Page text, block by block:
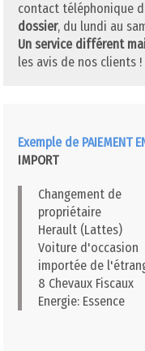
contact téléphonique
dossier, du lundi au
Un service différent
les avis de nos clients !
Exemple de PAIEMENT
IMPORT
Changement de
propriétaire
Herault (Lattes)
Voiture d'occasion
importée de
8 Chevaux Fiscaux
Energie: Essence